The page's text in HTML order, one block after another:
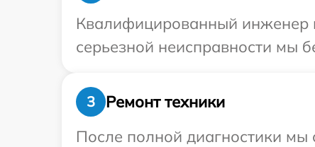
Квалифицированный инженер
серьезной неисправности мы
3
Ремонт техники
После полной диагностики мы